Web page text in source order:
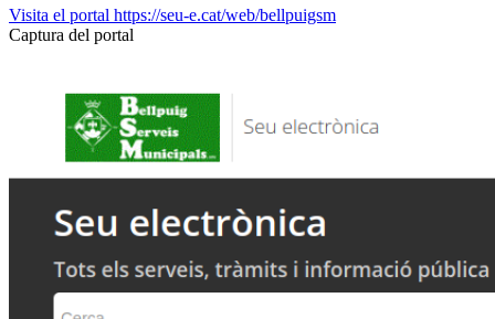
Visita el portal https://seu-e.cat/web/bellpuigsm
Captura del portal